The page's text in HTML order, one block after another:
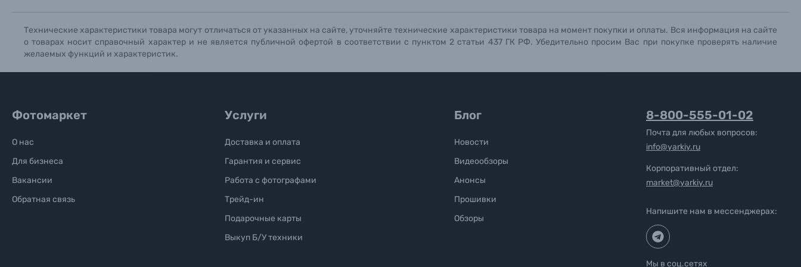
Б/У фототехника (Комиссионные товары)
Технические характеристики товара могут отличаться от указанных на сайте, уточняйте технические характеристики товара на момент покупки и оплаты. Вся информация на сайте
о товарах носит справочный характер и не является публичной офертой в соответствии с пунктом 2 статьи 437 ГК РФ. Убедительно просим Вас при покупке проверять наличие
желаемых функций и характеристик.
Фотомаркет
О нас
Для бизнеса
Вакансии
Обратная связь
Услуги
Доставка и оплата
Гарантия и сервис
Работа с фотографами
Трейд-ин
Подарочные карты
Выкуп Б/У техники
Блог
Новости
Видеообзоры
Анонсы
Прошивки
Обзоры
8-800-555-01-02
Почта для любых вопросов:
info@yarkiy.ru
Корпоративный отдел:
market@yarkiy.ru
Напишите нам в мессенджерах:
Мы в соц.сетях